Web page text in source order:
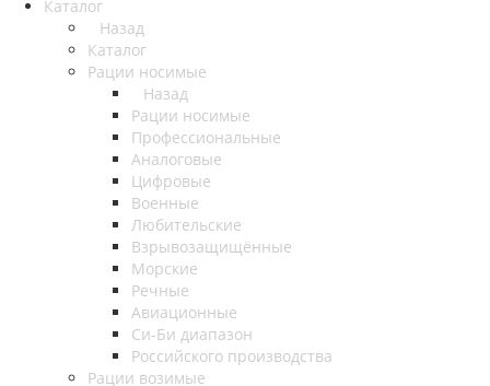
Каталог
Назад
Каталог
Рации носимые
Назад
Рации носимые
Профессиональные
Аналоговые
Цифровые
Военные
Любительские
Взрывозащищённые
Морские
Речные
Авиационные
Си-Би диапазон
Российского производства
Рации возимые